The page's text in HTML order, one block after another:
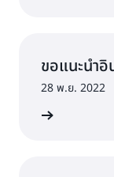
ขอแนะนำ
28 พ.ย. 2022